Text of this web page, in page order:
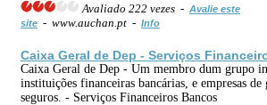
Avaliado 222 vezes - Avalie este
site - www.auchan.pt - Info
Caixa Geral de Dep - Serviços
Caixa Geral de Dep - Um membro dum grupo
instituições financeiras bancárias, e empresas de
seguros. - Serviços Financeiros Bancos